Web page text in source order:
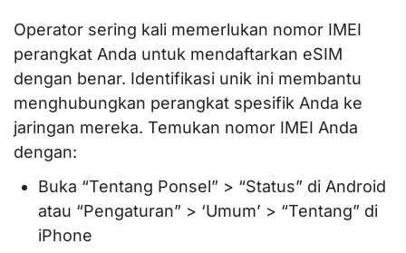
Operator sering kali memerlukan nomor IMEI
perangkat Anda untuk mendaftarkan eSIM
dengan benar. Identifikasi unik ini membantu
menghubungkan perangkat spesifik Anda ke
jaringan mereka. Temukan nomor IMEI Anda
dengan:
Buka “Tentang Ponsel” > “Status” di Android
atau “Pengaturan” > ‘Umum’ > “Tentang” di
iPhone